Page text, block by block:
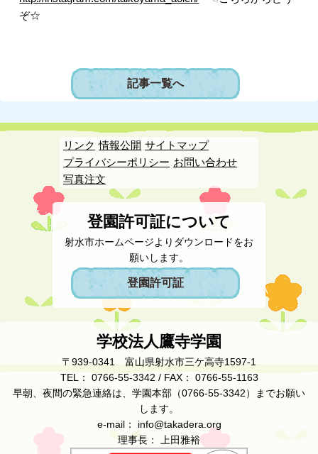
ぞ☆
記事一覧へ
リンク 情報公開 サイトマップ
プライバシーポリシー お問い合わせ
写真注文
登園許可証について
射水市ホームページよりダウンロードをお
願いします。
登園許可証
学校法人鷹寺学園
〒939-0341 富山県射水市三ケ高寺1597-1
TEL： 0766-55-3342 / FAX： 0766-55-1163
早朝、夜間の緊急連絡は、学園本部（0766-55-3342）までお願い
します。
e-mail： info@takadera.org
理事長： 上田雅裕